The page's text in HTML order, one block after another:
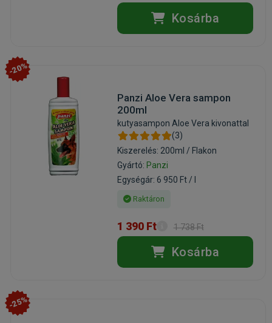
Kosárba
-20%
Panzi Aloe Vera sampon
200ml
kutyasampon Aloe Vera kivonattal
(3)
Kiszerelés: 200ml / Flakon
Gyártó: Panzi
Egységár: 6 950 Ft / l
Raktáron
1 390 Ft 1 738 Ft
Kosárba
-25%